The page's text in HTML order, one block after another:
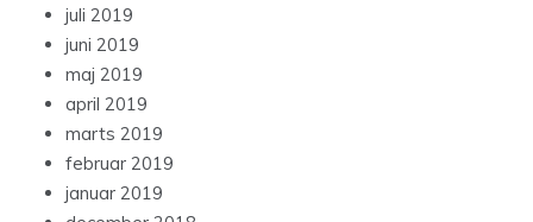
juli 2019
juni 2019
maj 2019
april 2019
marts 2019
februar 2019
januar 2019